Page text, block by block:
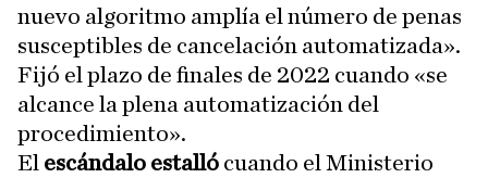
nuevo algoritmo amplía el número de penas
susceptibles de cancelación automatizada».
Fijó el plazo de finales de 2022 cuando «se
alcance la plena automatización del
procedimiento».
El escándalo estalló cuando el Ministerio